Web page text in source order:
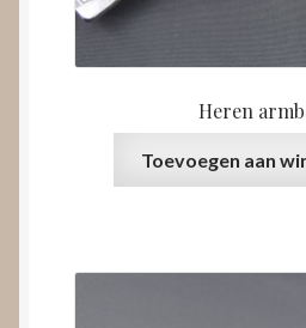
Heren
Toevoegen aan